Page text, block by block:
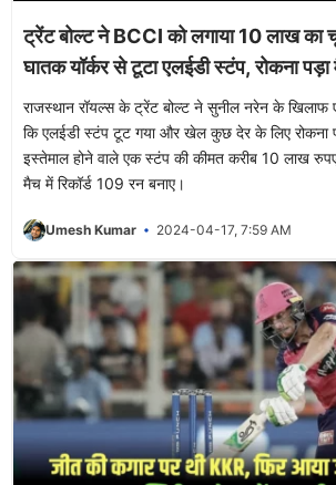
ट्रेंट बोल्ट ने BCCI को लगाया 10 लाख का
घातक यॉर्कर से टूटा एलईडी स्टंप, रोकना
राजस्थान रॉयल्स के ट्रेंट बोल्ट ने सुनील नरेन के खिलाफ
कि एलईडी स्टंप टूट गया और खेल कुछ देर के लिए रोकना
इस्तेमाल होने वाले एक स्टंप की कीमत करीब 10 लाख
मैच में रिकॉर्ड 109 रन बनाए।
Umesh Kumar 2024-04-17, 7:59 AM